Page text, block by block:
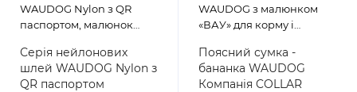
WAUDOG Nylon з QR
паспортом, малюнок
Серія нейлонових
шлей WAUDOG Nylon з
QR паспортом
WAUDOG з малюнком
«ВАУ» для корму і
Поясний сумка -
бананка WAUDOG
Компанія COLLAR